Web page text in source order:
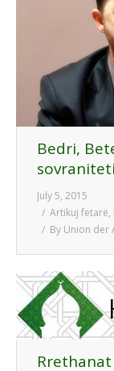
Bedri,
July 5, 2015
Artikuj fetarë,
By Union der